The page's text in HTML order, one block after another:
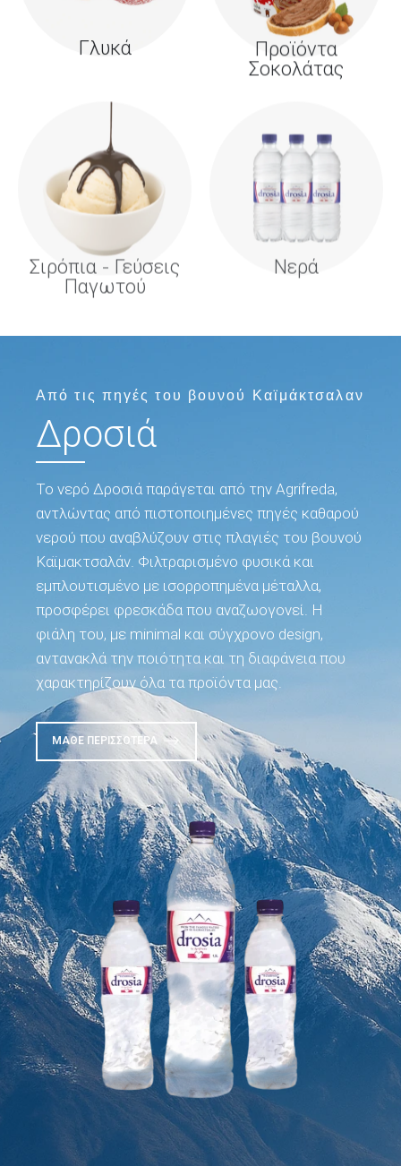
Γλυκά
Προϊόντα
Σοκολάτας
Σιρόπια - Γεύσεις
Παγωτού
Νερά
Από τις πηγές του βουνού Καϊμάκτσαλαν
Δροσιά
Το νερό Δροσιά παράγεται από την Agrifreda,
αντλώντας από πιστοποιημένες πηγές καθαρού
νερού που αναβλύζουν στις πλαγιές του βουνού
Καϊμακτσαλάν. Φιλτραρισμένο φυσικά και
εμπλουτισμένο με ισορροπημένα μέταλλα,
προσφέρει φρεσκάδα που αναζωογονεί. Η
φιάλη του, με minimal και σύγχρονο design,
αντανακλά την ποιότητα και τη διαφάνεια που
χαρακτηρίζουν όλα τα προϊόντα μας.
ΜΆΘΕ ΠΕΡΙΣΣΌΤΕΡΑ